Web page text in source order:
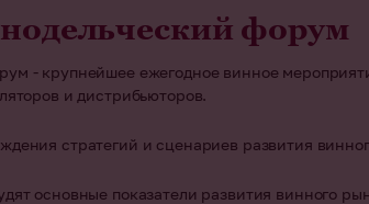
форум
- крупнейшее ежегодное винное
и дистрибьюторов.
стратегий и сценариев развития
основные показатели развития винного